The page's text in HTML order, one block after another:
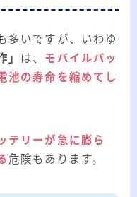
多いですが、いわゆ
」 は、 モバイルバッ
池の寿命を縮めてし
テリーが急に膨ら
危険もあります。